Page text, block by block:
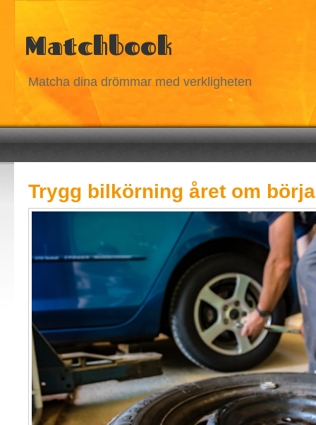
Matchbook
Matcha dina drömmar med verkligheten
Trygg bilkörning året om